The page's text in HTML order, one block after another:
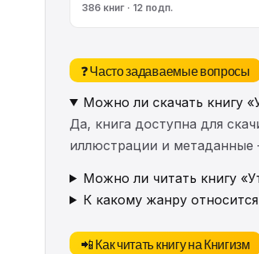
386 книг · 12 подп.
❓ Часто задаваемые вопросы
Можно ли скачать книгу
Да, книга доступна для
иллюстрации и метаданные
Можно ли читать книгу
К какому жанру
📲 Как читать книгу на Книгизм